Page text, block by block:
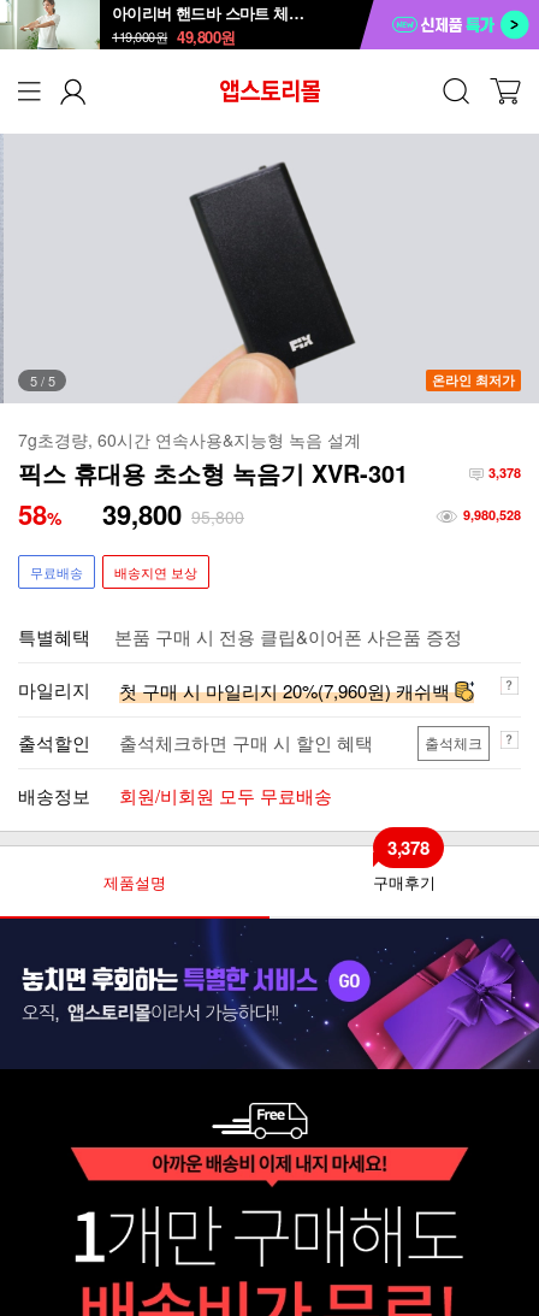
아이리버 핸드바 스마트 체중계 SB-809P
119,000원 49,800원
5/5 온라인 최저가
7g초경량, 60시간 연속사용&지능형 녹음 설계
픽스 휴대용 초소형 녹음기 XVR-301 3,378
58% 39,800 95,800 9,980,528
무료배송 배송지연 보상
특별혜택 본품 구매 시 전용 클립&이어폰 사은품 증정
마일리지 첫 구매 시 마일리지 20%(7,960원) 캐쉬백
출석할인 출석체크하면 구매 시 할인 혜택 출석체크
배송정보 회원/비회원 모두 무료배송
제품설명 구매후기
3,378